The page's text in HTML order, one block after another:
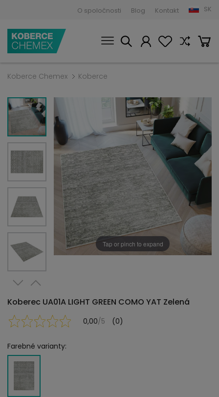
O spoločnosti Blog Kontakt SK
Koberce Chemex Koberce
Tap or pinch to expand
Koberec UA01A LIGHT GREEN COMO YAT Zelená
0,00/5 (0)
Farebné varianty: